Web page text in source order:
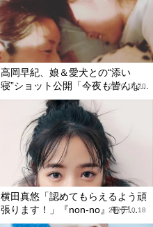
高岡早紀、娘＆愛犬との“添い
寝”ショット公開「今夜も皆んな...
2020.10.20
横田真悠「認めてもらえるよう頑
張ります！」『non-no』モデ...
2020.10.18